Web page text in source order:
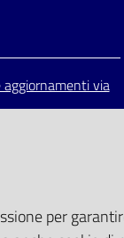
via
per